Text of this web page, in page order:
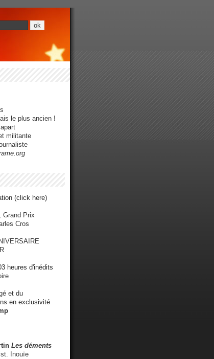
le plus ancien !
militante
(click here)
, Grand Prix
Cros
heures d'inédits
et du
en exclusivité
Les déments
Inouïe